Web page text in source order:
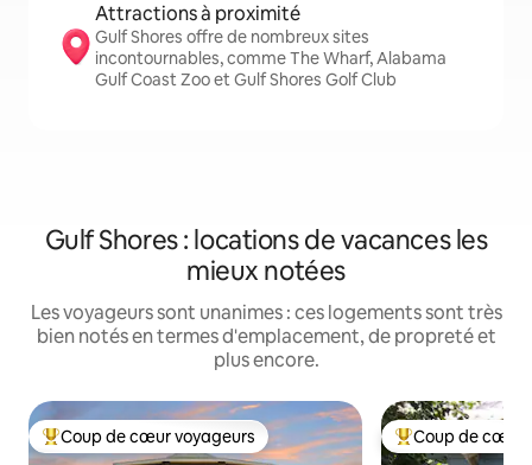
Attractions à proximité
Gulf Shores offre de nombreux sites
incontournables, comme The Wharf, Alabama
Gulf Coast Zoo et Gulf Shores Golf Club
Gulf Shores : locations de vacances les
mieux notées
Les voyageurs sont unanimes : ces logements sont très
bien notés en termes d'emplacement, de propreté et
plus encore.
Coups de cœur voyageurs les plus appréciés
Coup de cœur voyageurs Coups de cœur
Coup de cœur